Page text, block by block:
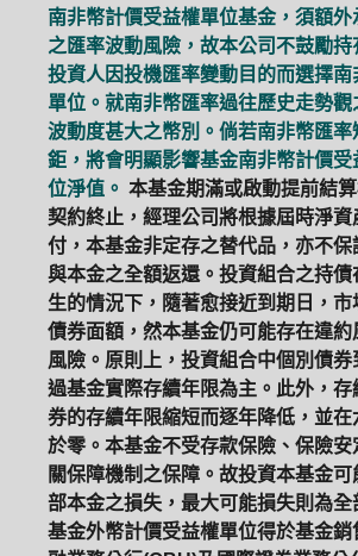
南非幣計價受益權單位基金，須額外
之匯率波動風險，故本公司不鼓勵持
投資人因投機匯率變動目的而選擇
單位。就南非幣匯率過往歷史走勢
波動度甚大之幣別。倘若南非幣匯率
鉅，將會明顯影響基金南非幣計價
位淨值。 本基金期滿或啟動提前結
契約終止，經理公司將根據屆時淨
付，本基金非定存之替代品，亦不
與本金之全額返還。投資組合之持
生的情況下，隨著愈接近到期日，
債券面額，然本基金仍可能存在違
風險。原則上，投資組合中個別債
過基金實際存續年限為主。此外，
券的存續年限縮短而逐年降低，並
於零。本基金不受存款保險、保險安
關保障機制之保障。故投資本基金
部本金之損失，最大可能損失則為
基金外幣計價受益權單位得於基金